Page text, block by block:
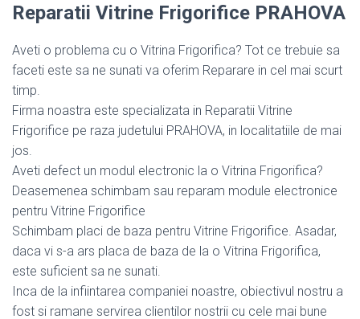
Reparatii Vitrine Frigorifice PRAHOVA
Aveti o problema cu o Vitrina Frigorifica? Tot ce trebuie sa
faceti este sa ne sunati va oferim Reparare in cel mai scurt
timp.
Firma noastra este specializata in Reparatii Vitrine
Frigorifice pe raza judetului PRAHOVA, in localitatiile de mai
jos.
Aveti defect un modul electronic la o Vitrina Frigorifica?
Deasemenea schimbam sau reparam module electronice
pentru Vitrine Frigorifice
Schimbam placi de baza pentru Vitrine Frigorifice. Asadar,
daca vi s-a ars placa de baza de la o Vitrina Frigorifica,
este suficient sa ne sunati.
Inca de la infiintarea companiei noastre, obiectivul nostru a
fost si ramane servirea clientilor nostrii cu cele mai bune